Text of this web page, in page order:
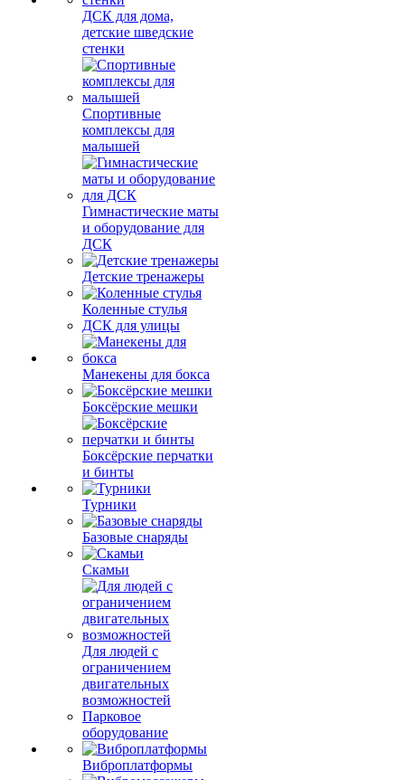
ДСК для дома,
детские шведские
стенки
Спортивные
комплексы для
малышей
Гимнастические маты
и оборудование для
ДСК
Детские тренажеры
Коленные стулья
ДСК для улицы
Манекены для бокса
Боксёрские мешки
Боксёрские перчатки
и бинты
Турники
Базовые снаряды
Скамьи
Для людей с
ограничением
двигательных
возможностей
Парковое
оборудование
Виброплатформы